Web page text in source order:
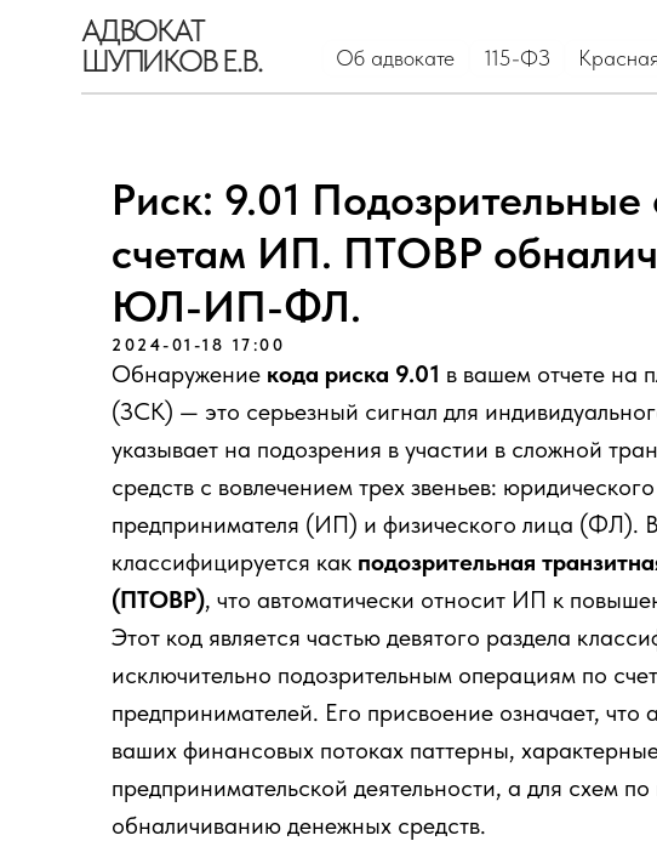
АДВОКАТ
ШУПИКОВ Е.В. Об адвокате Красная зона
115-ФЗ
Риск: 9.01
счетам ИП. ПТОВР
ЮЛ-ИП-ФЛ.
2024-01-18 17:00
Обнаружение кода риска 9.01 в вашем отчете на
(ЗСК) — это серьезный сигнал для
указывает на подозрения в участии в сложной
средств с вовлечением трех звеньев:
предпринимателя (ИП) и физического лица (ФЛ).
классифицируется как подозрительная
(ПТОВР), что автоматически относит ИП к
Этот код является частью девятого раздела
исключительно подозрительным операциям по
предпринимателей. Его присвоение означает,
ваших финансовых потоках паттерны,
предпринимательской деятельности, а для схем
обналичиванию денежных средств.